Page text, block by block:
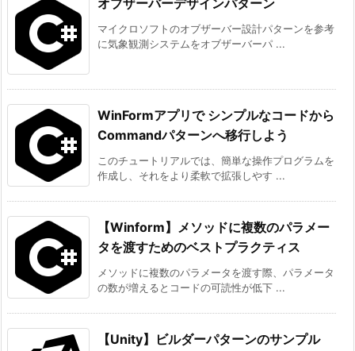
マイクロソフトのオブザーバー設計パターンを参考
に気象観測システムをオブザーバーパ ...
WinFormアプリで シンプルなコードから
Commandパターンへ移行しよう
このチュートリアルでは、簡単な操作プログラムを
作成し、それをより柔軟で拡張しやす ...
【Winform】メソッドに複数のパラメー
タを渡すためのベストプラクティス
メソッドに複数のパラメータを渡す際、パラメータ
の数が増えるとコードの可読性が低下 ...
【Unity】ビルダーパターンのサンプル